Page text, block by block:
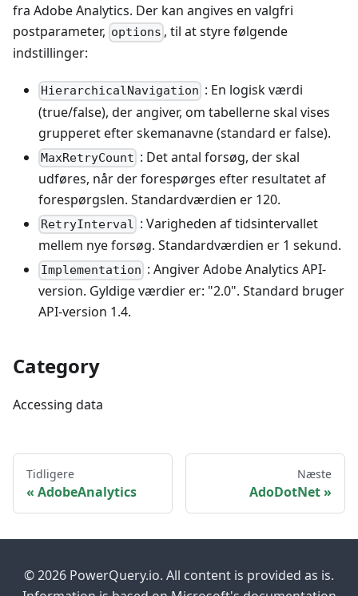
fra Adobe Analytics. Der kan angives en valgfri
postparameter, options , til at styre følgende
indstillinger:
HierarchicalNavigation : En logisk værdi
(true/false), der angiver, om tabellerne skal vises
grupperet efter skemanavne (standard er false).
MaxRetryCount : Det antal forsøg, der skal
udføres, når der forespørges efter resultatet af
forespørgslen. Standardværdien er 120.
RetryInterval : Varigheden af tidsintervallet
mellem nye forsøg. Standardværdien er 1 sekund.
Implementation : Angiver Adobe Analytics API-
version. Gyldige værdier er: "2.0". Standard bruger
API-version 1.4.
Category
Accessing data
Tidligere
AdobeAnalytics
Næste
AdoDotNet
© 2026 PowerQuery.io. All content is provided as is.